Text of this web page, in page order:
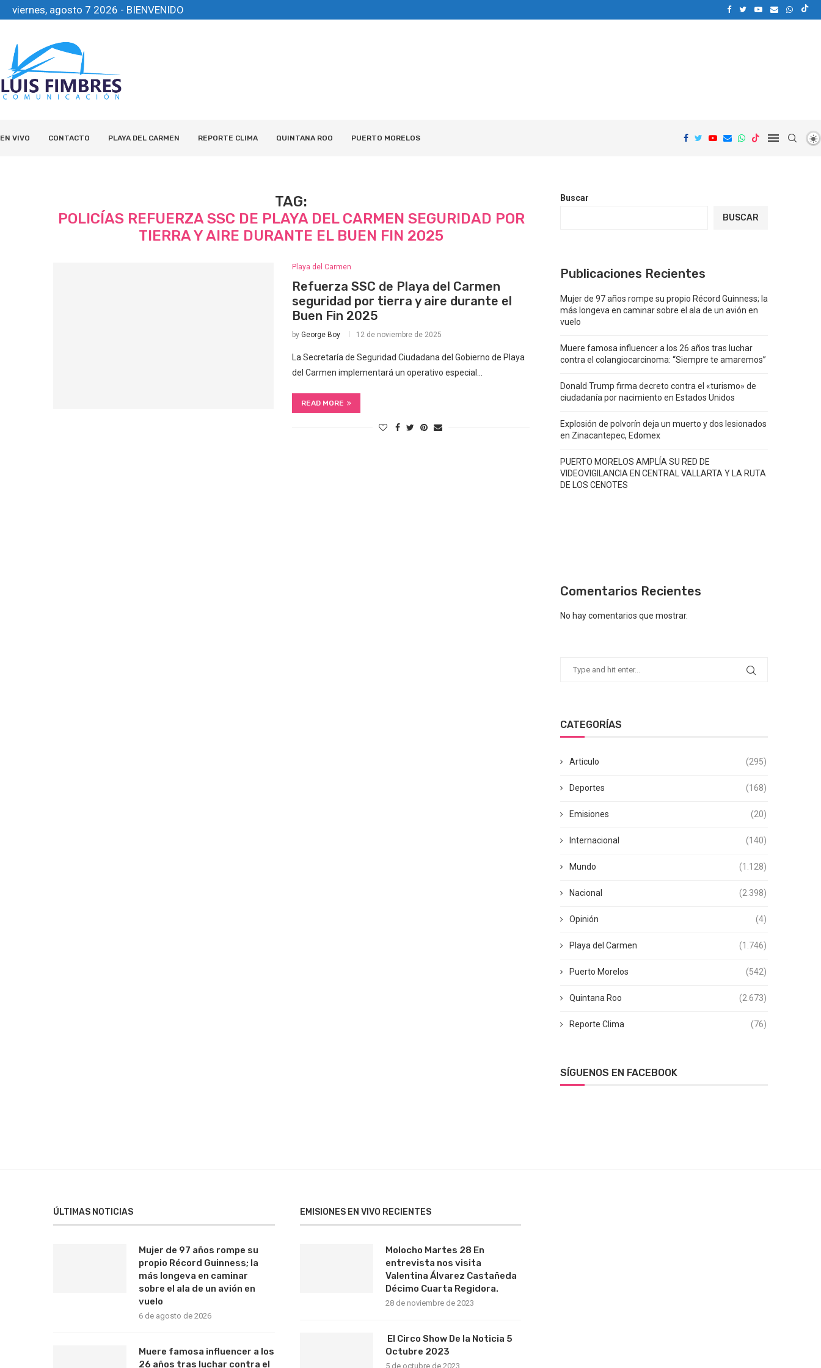
viernes, agosto 7 2026 - BIENVENIDO
EN VIVO CONTACTO PLAYA DEL CARMEN REPORTE CLIMA QUINTANA ROO PUERTO MORELOS
TAG:
POLICÍAS REFUERZA SSC DE PLAYA DEL CARMEN SEGURIDAD POR
TIERRA Y AIRE DURANTE EL BUEN FIN 2025
Playa del Carmen
Refuerza SSC de Playa del Carmen
seguridad por tierra y aire durante el
Buen Fin 2025
by George Boy 12 de noviembre de 2025
La Secretaría de Seguridad Ciudadana del Gobierno de Playa
del Carmen implementará un operativo especial…
READ MORE
Buscar
BUSCAR
Publicaciones Recientes
Mujer de 97 años rompe su propio Récord Guinness; la
más longeva en caminar sobre el ala de un avión en
vuelo
Muere famosa influencer a los 26 años tras luchar
contra el colangiocarcinoma: “Siempre te amaremos”
Donald Trump firma decreto contra el «turismo» de
ciudadanía por nacimiento en Estados Unidos
Explosión de polvorín deja un muerto y dos lesionados
en Zinacantepec, Edomex
PUERTO MORELOS AMPLÍA SU RED DE
VIDEOVIGILANCIA EN CENTRAL VALLARTA Y LA RUTA
DE LOS CENOTES
Comentarios Recientes
No hay comentarios que mostrar.
CATEGORÍAS
Articulo (295)
Deportes (168)
Emisiones (20)
Internacional (140)
Mundo (1.128)
Nacional (2.398)
Opinión (4)
Playa del Carmen (1.746)
Puerto Morelos (542)
Quintana Roo (2.673)
Reporte Clima (76)
SÍGUENOS EN FACEBOOK
ÚLTIMAS NOTICIAS
Mujer de 97 años rompe su
propio Récord Guinness; la
más longeva en caminar
sobre el ala de un avión en
vuelo
6 de agosto de 2026
Muere famosa influencer a los
26 años tras luchar contra el
EMISIONES EN VIVO RECIENTES
Molocho Martes 28 En
entrevista nos visita
Valentina Álvarez Castañeda
Décimo Cuarta Regidora.
28 de noviembre de 2023
El Circo Show De la Noticia 5
Octubre 2023
5 de octubre de 2023